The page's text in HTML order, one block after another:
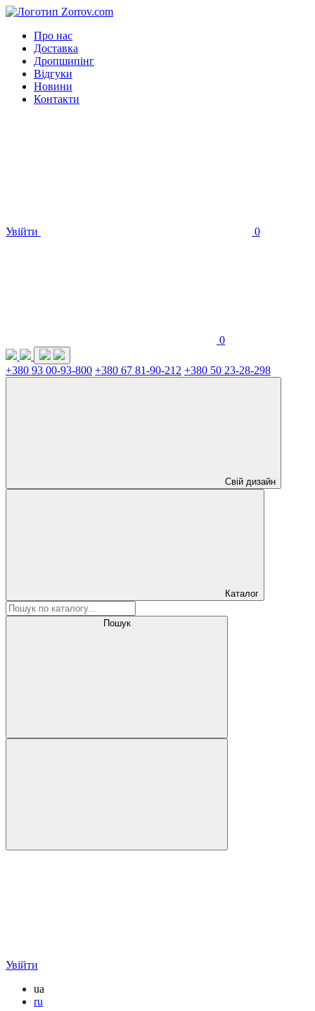
Про нас
Доставка
Дропшипінг
Відгуки
Новини
Контакти
Увійти 0
0
+380 93 00-93-800 +380 67 81-90-212 +380 50 23-28-298
Свій дизайн
Каталог
Пошук
Увійти
ua
ru